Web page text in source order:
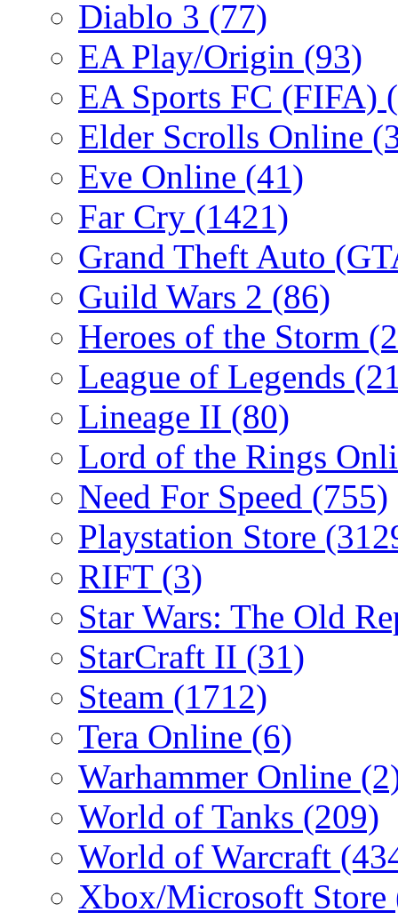
Diablo 3 (77)
EA Play/Origin (93)
EA Sports FC (FIFA)
Elder Scrolls Online
Eve Online (41)
Far Cry (1421)
Grand Theft Auto
Guild Wars 2 (86)
Heroes of the Storm
League of Legends
Lineage II (80)
Lord of the Rings
Need For Speed (755)
Playstation Store
RIFT (3)
Star Wars: The Old
StarCraft II (31)
Steam (1712)
Tera Online (6)
Warhammer Online
World of Tanks (209)
World of Warcraft
Xbox/Microsoft Store